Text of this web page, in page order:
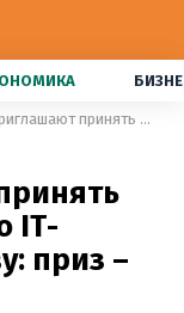
Учениц приглашают принять участие в конкурсе по IТ-предпринимательству: приз – 15 тысяч долларов
IТ-
приз –